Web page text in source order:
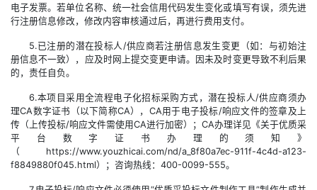
电子发票。若单位名称、统一社会信用代码发生变化或填写有误，须先进
行注册信息修改，修改内容审核通过后，再进行费用支付。
5.已注册的潜在投标人/供应商若注册信息发生变更（如：与初始注
册信息不一致），应及时网上提交变更申请。因未及时变更导致不利后果
的，责任自负。
6.本项目采用全流程电子化招标采购方式，潜在投标人/供应商须办
理CA数字证书（以下简称CA），CA用于电子投标/响应文件的签章及上
传（上传投标/响应文件需使用CA进行加密）；CA办理详见《关于优质采
平台数字证书办理的须知》
（https://www.youzhicai.com/nd/a_8f80a7ec-911f-4c4d-a123-
f8849880f045.html）；咨询热线：400-0099-555。